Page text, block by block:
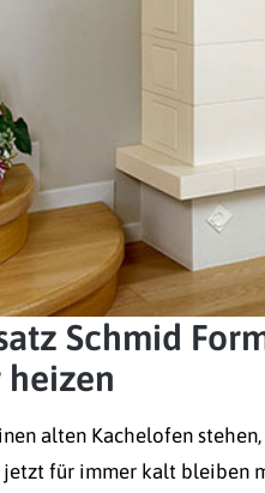
Schmid
alten Kachelofen
jetzt für immer kalt bleiben